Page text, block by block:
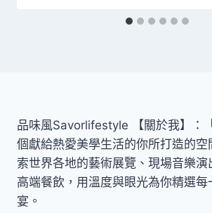
品味風Savorlifestyle 【關於我】：
個獻給熱愛美學生活的你所打造的空
索世界各地的藝術展覽、現場音樂
高端餐飲，用溫度與眼光為你精選每
宴。